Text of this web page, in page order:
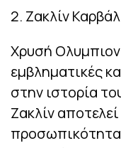
2. Ζακλίν
Χρυσή
εμβληματικές
στην ιστορία
Ζακλίν
προσωπικότητα